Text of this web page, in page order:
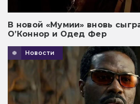
В новой «Мумии» вновь
О’Коннор и Одед Фер
Новости